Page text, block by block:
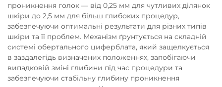
проникнення голок — від 0,25 мм для чутливих ділянок
шкіри до 2,5 мм для більш глибоких процедур,
забезпечуючи оптимальні результати для різних типів
шкіри та її проблем. Механізм ґрунтується на складній
системі обертального циферблата, який защелкується
в заздалегідь визначених положеннях, запобігаючи
випадковій зміні глибини під час процедури та
забезпечуючи стабільну глибину проникнення